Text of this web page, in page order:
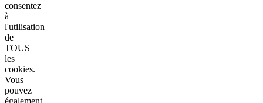
consentez
à
l'utilisation
de
TOUS
les
cookies.
Vous
pouvez
également